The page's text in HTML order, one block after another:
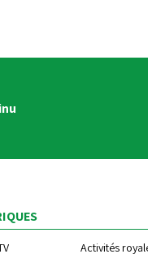
Activités